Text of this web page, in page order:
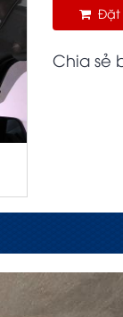
Đặt
Chia sẻ